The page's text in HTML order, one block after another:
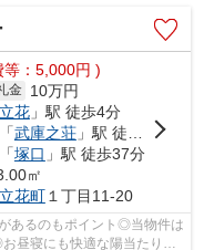
等：5,000円 )
金
10万円
立花」駅 徒歩4分
「武庫之荘」駅 徒歩28分
「塚口 」駅 徒歩37分
㎡
花町１丁目11-20
あるのもポイント◎当物件は
昼寝にも快適な陽当たりが